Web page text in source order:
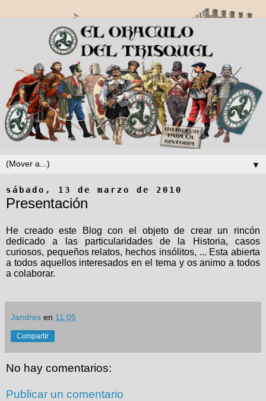
▼
sábado, 13 de marzo de 2010
Presentación
He creado este Blog con el objeto de crear un rincón
dedicado a las particularidades de la Historia, casos
curiosos, pequeños relatos, hechos insólitos, ... Esta abierta
a todos aquellos interesados en el tema y os animo a todos
a colaborar.
Jandres en 11:05
Compartir
No hay comentarios:
Publicar un comentario